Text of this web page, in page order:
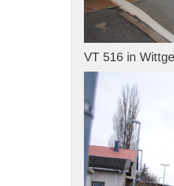
VT 516 in